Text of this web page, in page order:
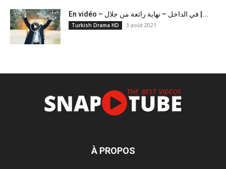
En vidéo – في الداخل – نهاية رائعة من جلال |...
Turkish Drama HD 3 août 2021
À PROPOS